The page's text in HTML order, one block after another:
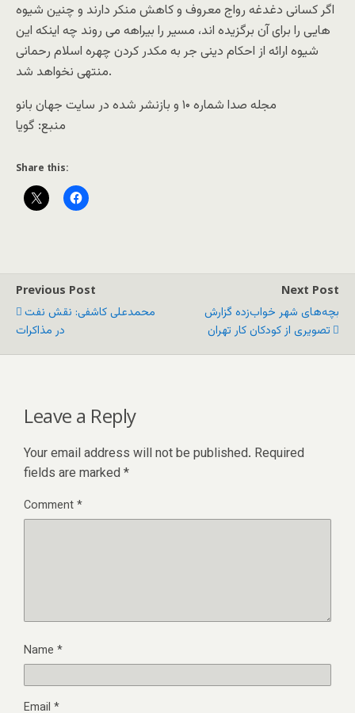
اگر کسانی دغدغه رواج معروف و کاهش منکر دارند و چنين شيوه
هايی را برای آن برگزيده اند، مسير را بيراهه می روند چه اينکه اين
شيوه ارائه از احکام دينی جر به مکدر کردن چهره اسلام رحمانی
منتهی نخواهد شد.
مجله صدا شماره ۱۰ و بازنشر شده در سايت جهان بانو
منبع: گويا
Share this:
Previous Post
محمدعلی کاشفی: نقش نفت
در مذاکرات
Next Post
بچه‌های شهر خواب‌زده گزارش
تصویری از کودکان کار تهران
Leave a Reply
Your email address will not be published. Required
fields are marked *
Comment*
Name *
Email *